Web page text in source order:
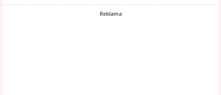
Reklama